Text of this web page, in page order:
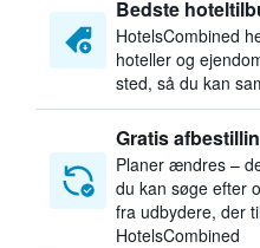
Bedste
HotelsCombined
hoteller og
sted, så du kan
Gratis
Planer ændres –
du kan søge efter
fra udbydere, der
HotelsCombined